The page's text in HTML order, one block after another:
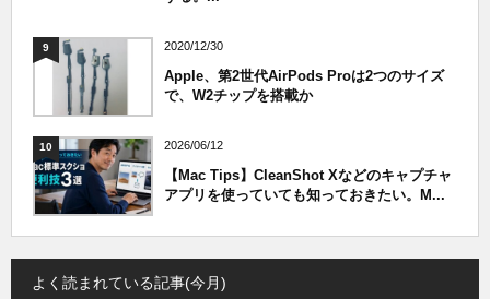
9 2020/12/30
Apple、第2世代AirPods Proは2つのサイズ
で、W2チップを搭載か
10 2026/06/12
【Mac Tips】CleanShot Xなどのキャプチャ
アプリを使っていても知っておきたい。M...
よく読まれている記事(今月)